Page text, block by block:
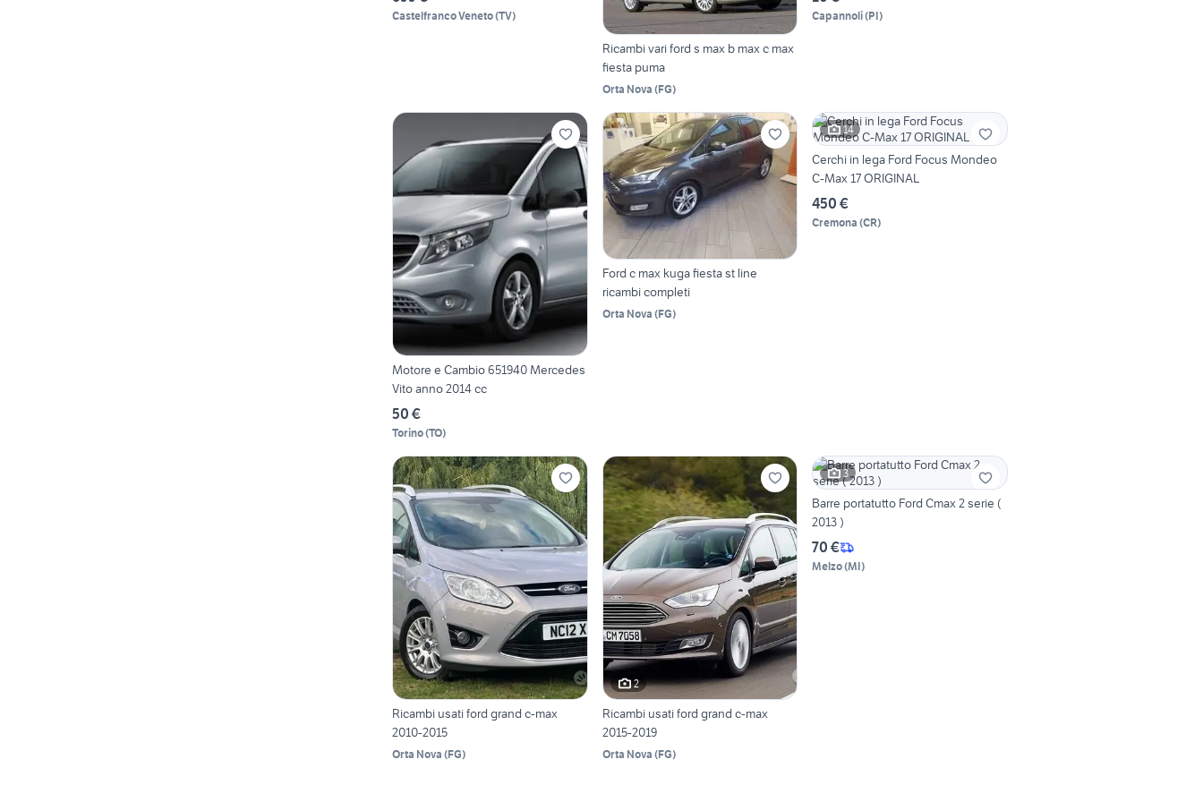
Castelfranco Veneto(TV)
Ricambi vari ford s max b max c max
fiesta puma
Orta Nova (FG)
Capannoli(PI)
Motore e Cambio 651940 Mercedes
Vito anno 2014 cc
50 €
Torino(TO)
Ford c max kuga fiesta st line
ricambi completi
Orta Nova (FG)
14
Cerchi in lega Ford Focus Mondeo
C-Max 17 ORIGINAL
450 €
Cremona (CR)
Ricambi usati ford grand c-max
2010-2015
Orta Nova (FG)
2
Ricambi usati ford grand c-max
2015-2019
Orta Nova (FG)
3
Barre portatutto Ford Cmax 2 serie (
2013 )
70 €
Melzo(MI)